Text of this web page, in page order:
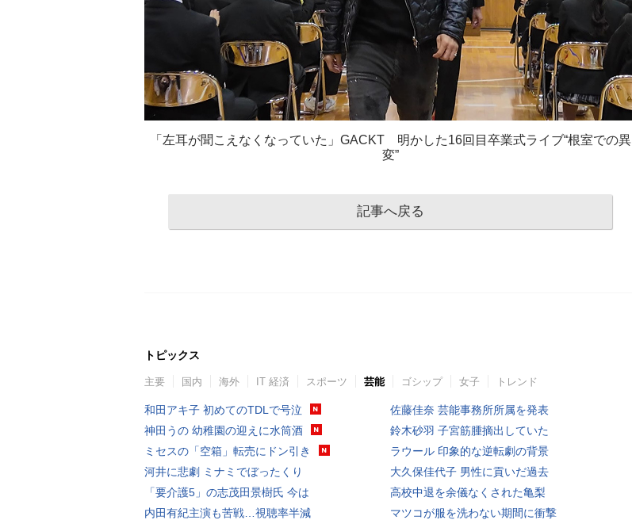
「左耳が聞こえなくなっていた」GACKT 明かした16回目卒業式ライブ“根室での異
変”
記事へ戻る
トピックス
主要 国内 海外 IT 経済 スポーツ 芸能 ゴシップ 女子 トレンド
和田アキ子 初めてのTDLで号泣
神田うの 幼稚園の迎えに水筒酒
ミセスの「空箱」転売にドン引き
河井に悲劇 ミナミでぼったくり
「要介護5」の志茂田景樹氏 今は
内田有紀主演も苦戦…視聴率半減
佐藤佳奈 芸能事務所所属を発表
鈴木砂羽 子宮筋腫摘出していた
ラウール 印象的な逆転劇の背景
大久保佳代子 男性に貢いだ過去
高校中退を余儀なくされた亀梨
マツコが服を洗わない期間に衝撃